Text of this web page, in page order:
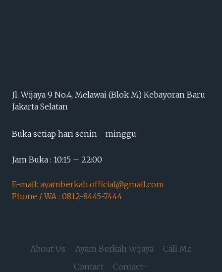
Jl. Wijaya 9 No.4, Melawai (Blok M) Kebayoran Baru
Jakarta Selatan
Buka setiap hari senin - minggu
Jam Buka : 10:15 – 22:00
E-mail: ayamberkah.official@gmail.com
Phone / WA : 0812-8445-7444
About Us Ayam Berkah Wijaya
Call Me
Contact
Contact–